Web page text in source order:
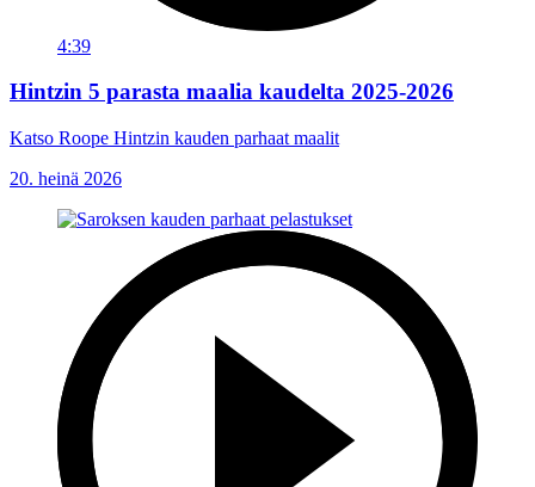
4:39
Hintzin 5 parasta maalia kaudelta 2025-2026
Katso Roope Hintzin kauden parhaat maalit
20. heinä 2026